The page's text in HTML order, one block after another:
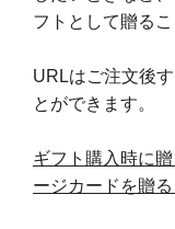
フトとして贈るこ
URLはご注文後
とができます。
ギフト購入時に
ージカードを贈